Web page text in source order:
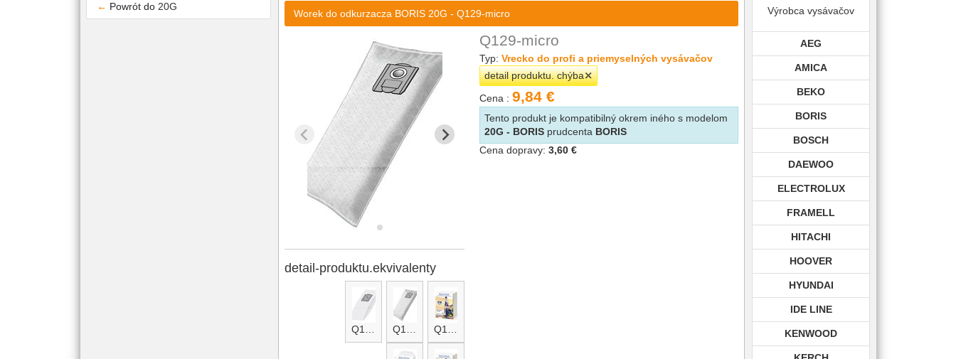
← Powrót do 20G
Worek do odkurzacza BORIS 20G - Q129-micro
detail-produktu.ekvivalenty
Q129-micro
Typ:Vrecko do profi a priemyselných vysávačov
detail produktu. chýba
Cena :9,84 €
Tento produkt je kompatibilný okrem iného s modelom
20G - BORIS prudcenta BORIS
Cena dopravy:3,60 €
Výrobca vysávačov
AEG
AMICA
BEKO
BORIS
BOSCH
DAEWOO
ELECTROLUX
FRAMELL
HITACHI
HOOVER
HYUNDAI
IDE LINE
KENWOOD